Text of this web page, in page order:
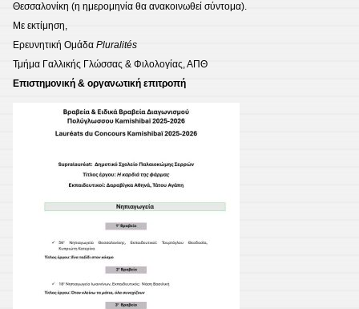
Θεσσαλονίκη (η ημερομηνία θα ανακοινωθεί σύντομα).
Με εκτίμηση,
Ερευνητική Ομάδα Pluralités
Τμήμα Γαλλικής Γλώσσας & Φιλολογίας, ΑΠΘ
Επιστημονική & οργανωτική επιτροπή